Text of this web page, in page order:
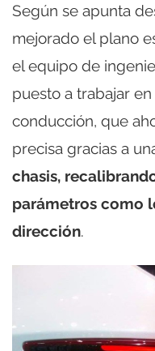
Según se apunta
mejorado el plano
el equipo de
puesto a trabajar
conducción, que
precisa gracias a
chasis,
parámetros como
dirección.